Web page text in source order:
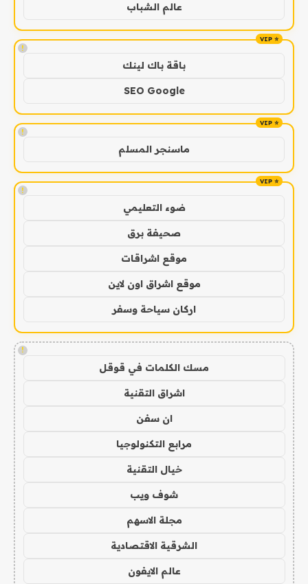
عالم الشباب
!
باقة باك لينك
SEO Google
!
ماسنجر المسلم
!
ضوء التعليمي
صحيفة برق
موقع اشراقات
موقع اشراق اون لاين
اركان سياحة وسفر
!
مسك الكلمات في قوقل
اشراق التقنية
ان سفن
مرابع التكنولوجيا
خيال التقنية
شوف ويب
مجلة الاسهم
الشرقية الاقتصادية
عالم الايفون